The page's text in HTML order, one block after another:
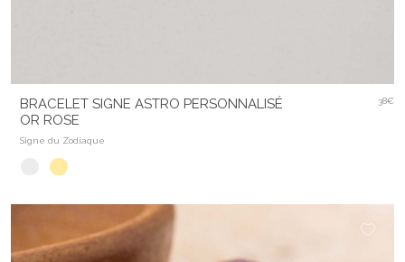
BRACELET SIGNE ASTRO PERSONNALISÉ
OR ROSE
Signe du Zodiaque
38€